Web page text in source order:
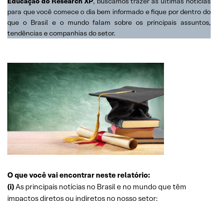
para que você comece o dia bem informado e fique por dentro do
que o Brasil e o mundo falam sobre os principais assuntos,
tendências e companhias do setor.
O que você vai encontrar neste relatório:
(i)As principais notícias no Brasil e no mundo que têm
impactos diretos ou indiretos no nosso setor;